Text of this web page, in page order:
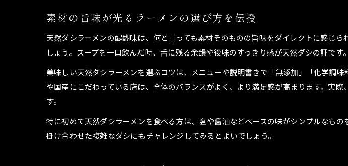
素材の旨味が光るラーメンの選び方を伝授
天然ダシラーメンの醍醐味は、何と言っても素材そのものの旨味をダイレクトに感じ
しょう。スープを一口飲んだ時、舌に残る余韻や後味のすっきり感が天然ダシの証です。
美味しい天然ダシラーメンを選ぶコツは、メニューや説明書きで「無添加」「化学調
や国産にこだわっている店は、全体のバランスがよく、より満足感が高まります。実
す。
特に初めて天然ダシラーメンを食べる方は、塩や醤油などベースの味がシンプルなも
掛け合わせた複雑なダシにもチャレンジしてみるとよいでしょう。